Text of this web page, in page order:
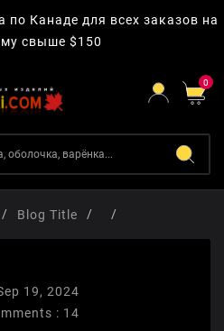
по Канаде для всех заказов на
свыше $150
0
Blog Title
19, 2024
: 14